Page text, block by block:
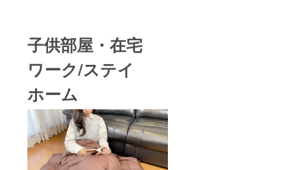
子供部屋・在宅
ワーク/ステイ
ホーム